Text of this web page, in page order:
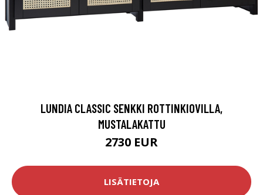
LUNDIA CLASSIC SENKKI ROTTINKIOVILLA,
MUSTALAKATTU
2730 EUR
LISÄTIETOJA